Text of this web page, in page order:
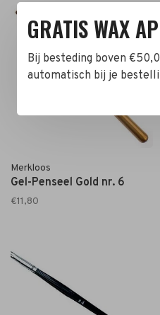
Merkloos
Gel-Penseel Gold nr. 6
€11,80
GRATIS WAX
Bij besteding boven
automatisch bij je